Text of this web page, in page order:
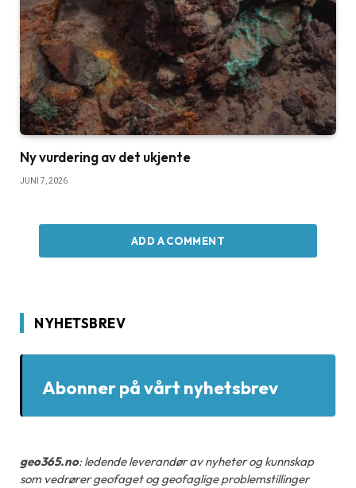
Ny vurdering av det ukjente
JUNI 7, 2026
ADD A COMMENT
NYHETSBREV
Abonner på vårt nyhetsbrev
geo365.no: ledende leverandør av nyheter og kunnskap
som vedrører geofaget og geofaglige problemstillinger